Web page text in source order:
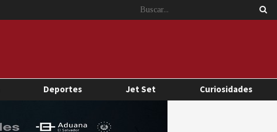
Deportes Jet Set Curiosidades